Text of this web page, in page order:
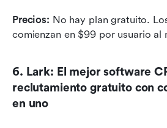
Precios: No hay plan gratuito.
comienzan en $99 por usuario al
6. Lark: El mejor software
reclutamiento gratuito con
en uno